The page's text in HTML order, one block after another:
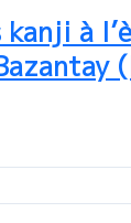
à